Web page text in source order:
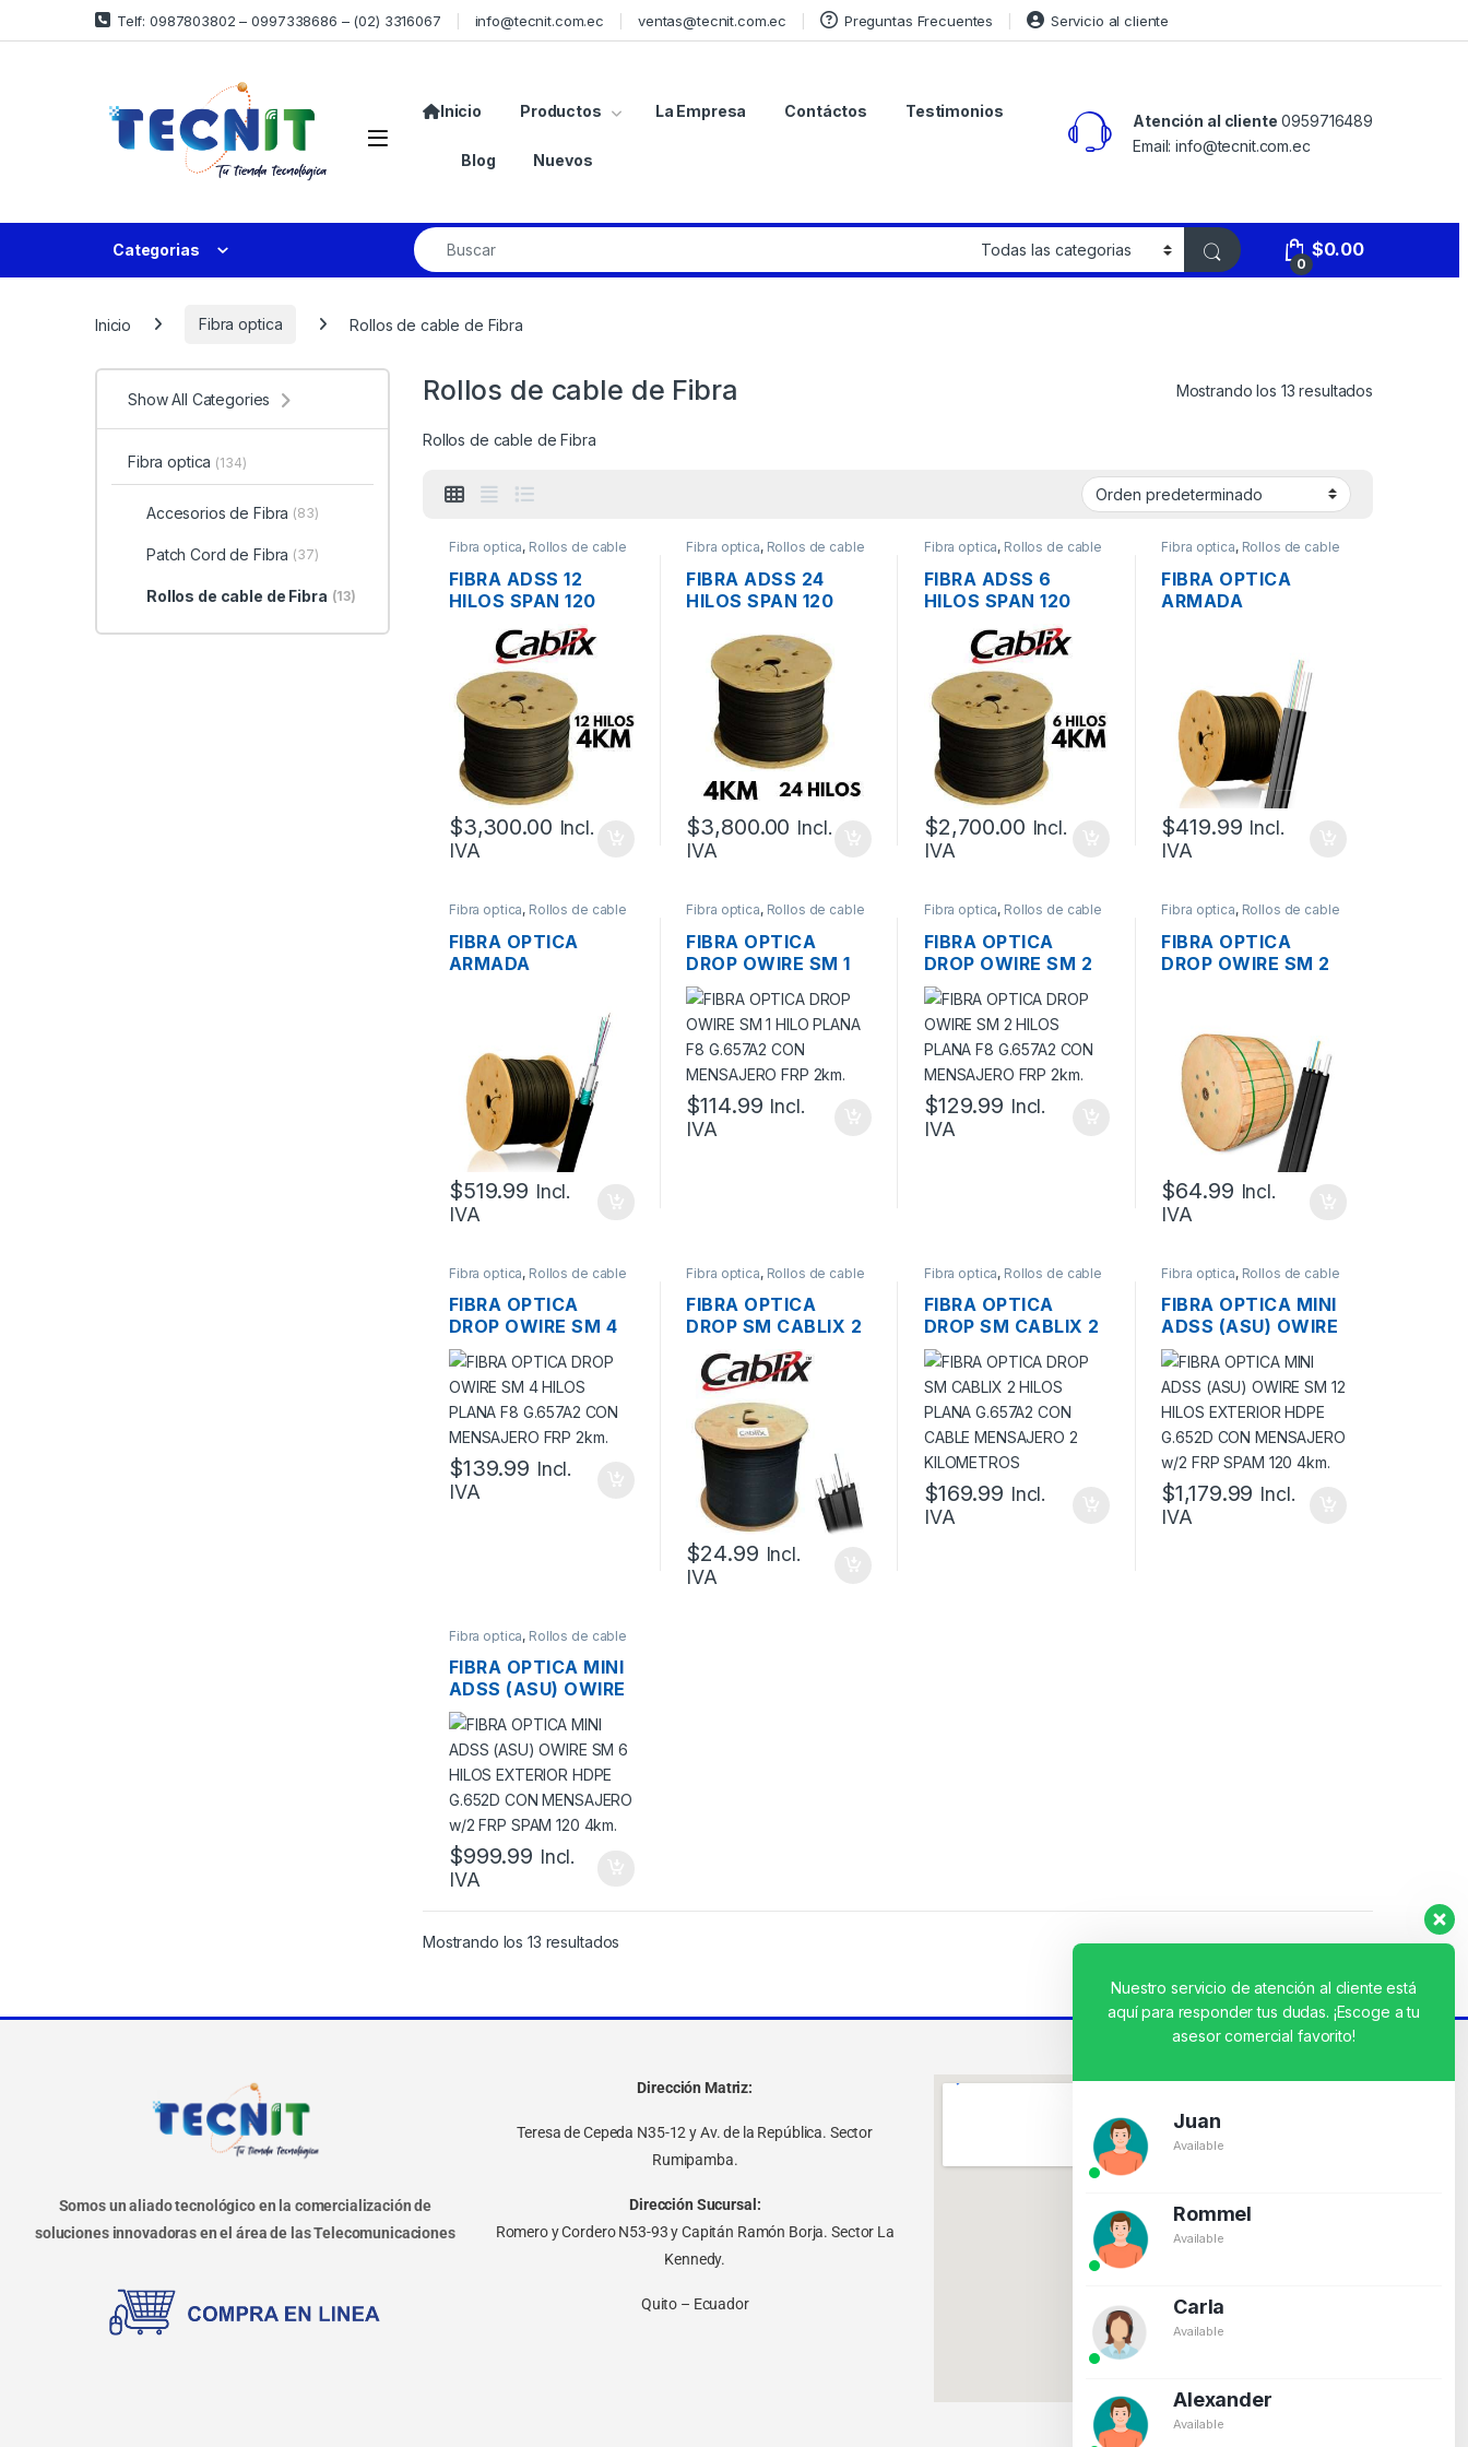
Telf: 0987803802 – 0997338686 – (02) 3316067 info@tecnit.com.ec ventas@tecnit.com.ec Preguntas Frecuentes Servicio al cliente
Inicio Productos La Empresa Contáctos Testimonios
Blog Nuevos
Atención al cliente 0959716489
Email: info@tecnit.com.ec
Categorias
0
$0.00
Inicio Fibra optica Rollos de cable de Fibra
Rollos de cable de Fibra Mostrando los 13 resultados
Rollos de cable de Fibra
Fibra optica, Rollos de cable
de Fibra
FIBRA ADSS 12
HILOS SPAN 120
MTS G.652D UV-
ANTIHONGOS-GEL
INTERNA,
DIAMETRO DE
CHAQUETA 10 MM,
4 KM
$3,300.00 Incl.
IVA
Fibra optica, Rollos de cable
de Fibra
FIBRA ADSS 24
HILOS SPAN 120
ANTIHONGOS,
DIAMETRO DE
CHAQUETA 10 MM,
4KM
$3,800.00 Incl.
IVA
Fibra optica, Rollos de cable
de Fibra
FIBRA ADSS 6
HILOS SPAN 120
MTS G.652D UV-
ANTIHONGOS-GEL
INTERNA,
DIAMETRO DE
CHAQUETA 10 MM,
4 KM
$2,700.00 Incl.
IVA
Fibra optica, Rollos de cable
de Fibra
FIBRA OPTICA
ARMADA
OWIRE GYXTW SM
4 HILOS G.652D
MDPE LOOSE TUBE
W/2 MENSAJEROS
2KM.
$419.99 Incl.
IVA
Fibra optica, Rollos de cable
de Fibra
FIBRA OPTICA
ARMADA
OWIRE GYXTW SM
6 HILOS G.652D
MDPE LOOSE TUBE
W/2 MENSAJEROS
2KM.
$519.99 Incl.
IVA
Fibra optica, Rollos de cable
de Fibra
FIBRA OPTICA
DROP OWIRE SM 1
HILO PLANA F8
G.657A2 CON
MENSAJERO FRP
2KM.
$114.99 Incl.
IVA
Fibra optica, Rollos de cable
de Fibra
FIBRA OPTICA
DROP OWIRE SM 2
HILOS PLANA F8
G.657A2 CON
MENSAJERO FRP
2KM.
$129.99 Incl.
IVA
Fibra optica, Rollos de cable
de Fibra
FIBRA OPTICA
DROP OWIRE SM 2
MENSAJERO W/2
FRP 1KM
$64.99 Incl.
IVA
Fibra optica, Rollos de cable
de Fibra
FIBRA OPTICA
DROP OWIRE SM 4
HILOS PLANA F8
G.657A2 CON
MENSAJERO FRP
2KM.
$139.99 Incl.
IVA
Fibra optica, Rollos de cable
de Fibra
FIBRA OPTICA
DROP SM CABLIX 2
HILOS PLANA
G.657A2 CON
CABLE MENSAJERO
100 METROS
$24.99 Incl.
IVA
Fibra optica, Rollos de cable
de Fibra
FIBRA OPTICA
DROP SM CABLIX 2
HILOS PLANA
G.657A2 CON
CABLE MENSAJERO
2 KILOMETROS
$169.99 Incl.
IVA
Fibra optica, Rollos de cable
de Fibra
FIBRA OPTICA MINI
ADSS (ASU) OWIRE
SM 12 HILOS
EXTERIOR HDPE
G.652D CON
MENSAJERO W/2
FRP SPAM 120 4KM.
$1,179.99 Incl.
IVA
Fibra optica, Rollos de cable
FIBRA OPTICA MINI
ADSS (ASU) OWIRE
SM 6 HILOS
EXTERIOR HDPE
G.652D CON
MENSAJERO W/2
FRP SPAM 120 4KM.
$999.99 Incl.
IVA
Mostrando los 13 resultados
Show All Categories
Fibra optica (134)
Accesorios de Fibra (83)
Patch Cord de Fibra (37)
Rollos de cable de Fibra (13)
Somos un aliado tecnológico en la comercialización de
soluciones innovadoras en el área de las Telecomunicaciones
Dirección Matriz:
Teresa de Cepeda N35-12 y Av. de la República. Sector
Rumipamba.
Dirección Sucursal:
Romero y Cordero N53-93 y Capitán Ramón Borja. Sector La
Kennedy.
Quito – Ecuador
Nuestro servicio de atención al cliente está
aquí para responder tus dudas. ¡Escoge a tu
asesor comercial favorito!
Juan
Available
Rommel
Available
Carla
Available
Alexander
Available